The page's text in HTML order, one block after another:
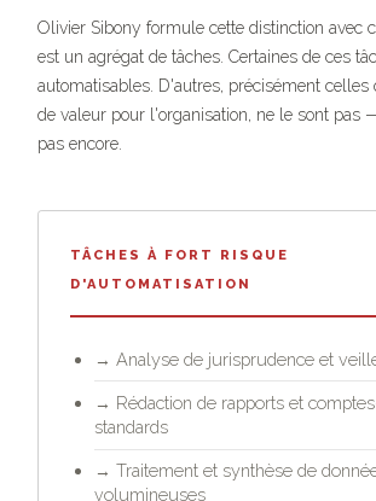
Olivier Sibony formule cette distinction avec
est un agrégat de tâches. Certaines de ces
automatisables. D'autres, précisément
de valeur pour l'organisation, ne le sont pas
pas encore.
TÂCHES À FORT RISQUE
D'AUTOMATISATION
→ Analyse de jurisprudence et
→ Rédaction de rapports et
standards
→ Traitement et synthèse de
volumineuses